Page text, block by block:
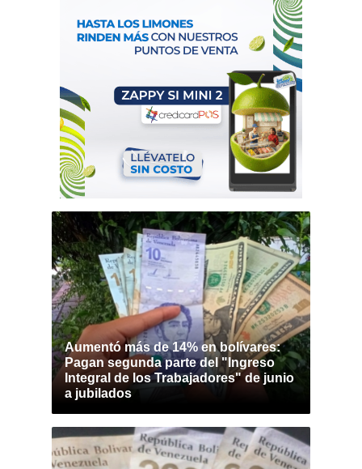
Aumentó más de 14% en bolívares:
Pagan segunda parte del "Ingreso
Integral de los Trabajadores" de junio
a jubilados